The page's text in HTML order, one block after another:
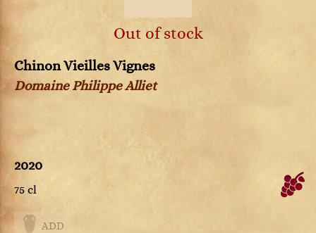
Out of stock
Chinon Vieilles Vignes
Domaine Philippe Alliet
2020
75 cl
ADD